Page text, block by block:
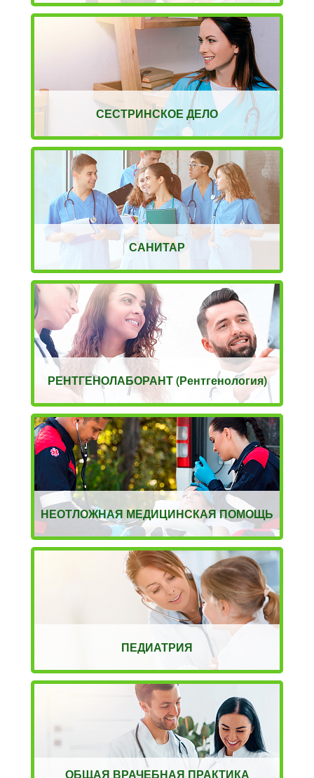
СЕСТРИНСКОЕ ДЕЛО
САНИТАР
РЕНТГЕНОЛАБОРАНТ (Рентгенология)
НЕОТЛОЖНАЯ МЕДИЦИНСКАЯ ПОМОЩЬ
ПЕДИАТРИЯ
ОБЩАЯ ВРАЧЕБНАЯ ПРАКТИКА